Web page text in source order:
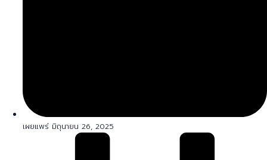
เผยแพร่ มิถุนายน 26, 2025